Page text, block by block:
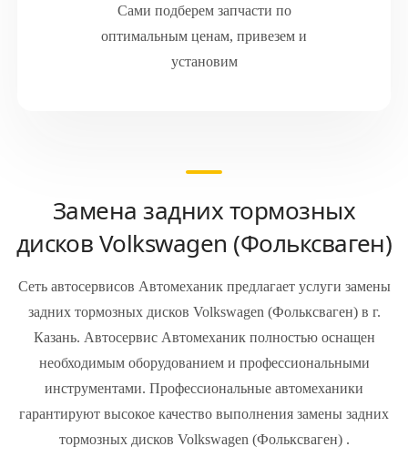
Сами подберем запчасти по
оптимальным ценам, привезем и
установим
Замена задних тормозных
дисков Volkswagen (Фольксваген)
Сеть автосервисов Автомеханик предлагает услуги замены
задних тормозных дисков Volkswagen (Фольксваген) в г.
Казань. Автосервис Автомеханик полностью оснащен
необходимым оборудованием и профессиональными
инструментами. Профессиональные автомеханики
гарантируют высокое качество выполнения замены задних
тормозных дисков Volkswagen (Фольксваген) .